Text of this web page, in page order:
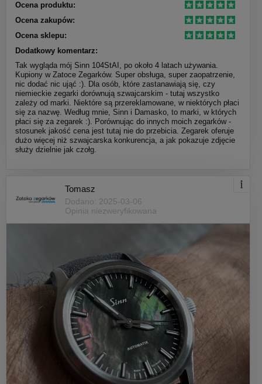
Ocena produktu:
Ocena zakupów:
Ocena sklepu:
Dodatkowy komentarz:
Tak wygląda mój Sinn 104StAI, po około 4 latach używania.
Kupiony w Zatoce Zegarków. Super obsługa, super zaopatrzenie,
nic dodać nic ująć :). Dla osób, które zastanawiają się, czy
niemieckie zegarki dorównują szwajcarskim - tutaj wszystko
zależy od marki. Niektóre są przereklamowane, w niektórych płaci
się za nazwę. Według mnie, Sinn i Damasko, to marki, w których
płaci się za zegarek :). Porównując do innych moich zegarków -
stosunek jakość cena jest tutaj nie do przebicia. Zegarek oferuje
dużo więcej niż szwajcarska konkurencja, a jak pokazuje zdjęcie
służy dzielnie jak czołg.
Tomasz
Dodano: 2025-03-06
Opinia niezweryfikowana